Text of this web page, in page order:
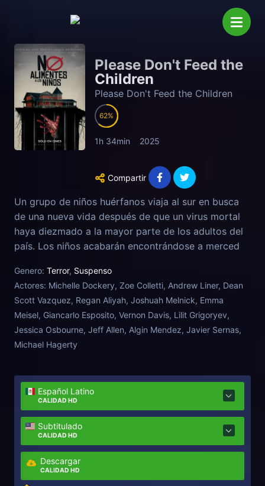
Please Don't Feed the
Children
Please Don't Feed the Children
62
1h 34min 2025
Compartir
Un grupo de niños huérfanos viaja al sur en busca
de una nueva vida después de que un virus mortal
haya diezmado a la mayor parte de los adultos del
país. Los niños acabarán encontrándose a merced
secreto.
Genero: Terror, Suspenso
Actores: Michelle Dockery, Zoe Colletti, Andrew Liner, Dean
Scott Vazquez, Regan Aliyah, Joshuah Melnick, Emma
Meisel, Giancarlo Esposito, Vernon Davis, Lilit Grigoryev,
Jessica Osbourne, Jeff Allen, Algin Mendez, Javier Sernas,
Michael Hagerty
Español Latino
CALIDAD HD
Subtitulado
CALIDAD HD
Descargar
CALIDAD HD